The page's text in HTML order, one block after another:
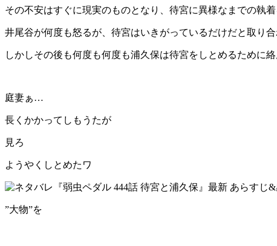
その不安はすぐに現実のものとなり、待宮に異様なまでの執
井尾谷が何度も怒るが、待宮はいきがっているだけだと取り合
しかしその後も何度も何度も浦久保は待宮をしとめるために
庭妻ぁ…
長くかかってしもうたが
見ろ
ようやくしとめたワ
”大物”を